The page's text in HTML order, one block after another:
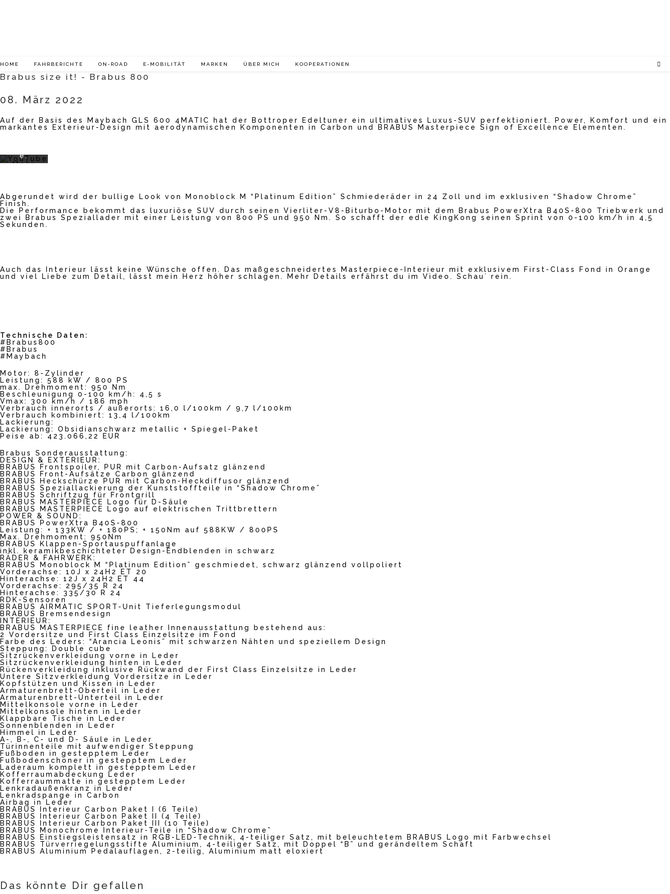
HOME FAHRBERICHTE ON-ROAD E-MOBILITÄT MARKEN ÜBER MICH KOOPERATIONEN
Brabus size it! - Brabus 800
08. März 2022
Auf der Basis des Maybach GLS 600 4MATIC hat der Bottroper Edeltuner ein ultimatives Luxus-SUV perfektioniert. Power, Komfort und ein
markantes Exterieur-Design mit aerodynamischen Komponenten in Carbon und BRABUS Masterpiece Sign of Excellence Elementen.
Laden
Videos
ieren
Sie die
chutze
rklärun
e.
Mehr
Video
laden
ren
Abgerundet wird der bullige Look von Monoblock M “Platinum Edition” Schmiederäder in 24 Zoll und im exklusiven “Shadow Chrome”
Finish.
Die Performance bekommt das luxuriöse SUV durch seinen Vierliter-V8-Biturbo-Motor mit dem Brabus PowerXtra B40S-800 Triebwerk und
zwei Brabus Speziallader mit einer Leistung von 800 PS und 950 Nm. So schafft der edle KingKong seinen Sprint von 0-100 km/h in 4,5
Sekunden.
Auch das Interieur lässt keine Wünsche offen. Das maßgeschneidertes Masterpiece-Interieur mit exklusivem First-Class Fond in Orange
und viel Liebe zum Detail, lässt mein Herz höher schlagen. Mehr Details erfährst du im Video. Schau´ rein.
Technische Daten:
#Brabus800
#Brabus
#Maybach
Motor: 8-Zylinder
Leistung: 588 kW / 800 PS
max. Drehmoment: 950 Nm
Beschleunigung 0-100 km/h: 4,5 s
Vmax: 300 km/h / 186 mph
Verbrauch innerorts / außerorts: 16,0 l/100km / 9,7 l/100km
Verbrauch kombiniert: 13,4 l/100km
Lackierung:
Lackierung: Obsidianschwarz metallic + Spiegel-Paket
Peise ab: 423.066,22 EUR
Brabus Sonderausstattung:
DESIGN & EXTERIEUR:
BRABUS Frontspoiler, PUR mit Carbon-Aufsatz glänzend
BRABUS Front-Aufsätze Carbon glänzend
BRABUS Heckschürze PUR mit Carbon-Heckdiffusor glänzend
BRABUS Speziallackierung der Kunststoffteile in “Shadow Chrome”
BRABUS Schriftzug für Frontgrill
BRABUS MASTERPIECE Logo für D-Säule
BRABUS MASTERPIECE Logo auf elektrischen Trittbrettern
POWER & SOUND:
BRABUS PowerXtra B40S-800
Leistung: + 133KW / + 180PS; + 150Nm auf 588KW / 800PS
Max. Drehmoment: 950Nm
BRABUS Klappen-Sportauspuffanlage
inkl. keramikbeschichteter Design-Endblenden in schwarz
RÄDER & FAHRWERK:
BRABUS Monoblock M “Platinum Edition” geschmiedet, schwarz glänzend vollpoliert
Vorderachse: 10J x 24H2 ET 20
Hinterachse: 12J x 24H2 ET 44
Vorderachse: 295/35 R 24
Hinterachse: 335/30 R 24
RDK-Sensoren
BRABUS AIRMATIC SPORT-Unit Tieferlegungsmodul
BRABUS Bremsendesign
INTERIEUR:
BRABUS MASTERPIECE fine leather Innenausstattung bestehend aus:
2 Vordersitze und First Class Einzelsitze im Fond
Farbe des Leders: “Arancia Leonis” mit schwarzen Nähten und speziellem Design
Steppung: Double cube
Sitzrückenverkleidung vorne in Leder
Sitzrückenverkleidung hinten in Leder
Rückenverkleidung inklusive Rückwand der First Class Einzelsitze in Leder
Untere Sitzverkleidung Vordersitze in Leder
Kopfstützen und Kissen in Leder
Armaturenbrett-Oberteil in Leder
Armaturenbrett-Unterteil in Leder
Mittelkonsole vorne in Leder
Mittelkonsole hinten in Leder
Klappbare Tische in Leder
Sonnenblenden in Leder
Himmel in Leder
A-, B-, C- und D- Säule in Leder
Türinnenteile mit aufwendiger Steppung
Fußboden in gestepptem Leder
Fußbodenschoner in gestepptem Leder
Laderaum komplett in gestepptem Leder
Kofferraumabdeckung Leder
Kofferraummatte in gestepptem Leder
Lenkradaußenkranz in Leder
Lenkradspange in Carbon
Airbag in Leder
BRABUS Interieur Carbon Paket I (6 Teile)
BRABUS Interieur Carbon Paket II (4 Teile)
BRABUS Interieur Carbon Paket III (10 Teile)
BRABUS Monochrome Interieur-Teile in “Shadow Chrome”
BRABUS Einstiegsleistensatz in RGB-LED-Technik, 4-teiliger Satz, mit beleuchtetem BRABUS Logo mit Farbwechsel
BRABUS Türverriegelungsstifte Aluminium, 4-teiliger Satz, mit Doppel “B” und gerändeltem Schaft
BRABUS Aluminium Pedalauflagen, 2-teilig, Aluminium matt eloxiert
Das könnte Dir gefallen